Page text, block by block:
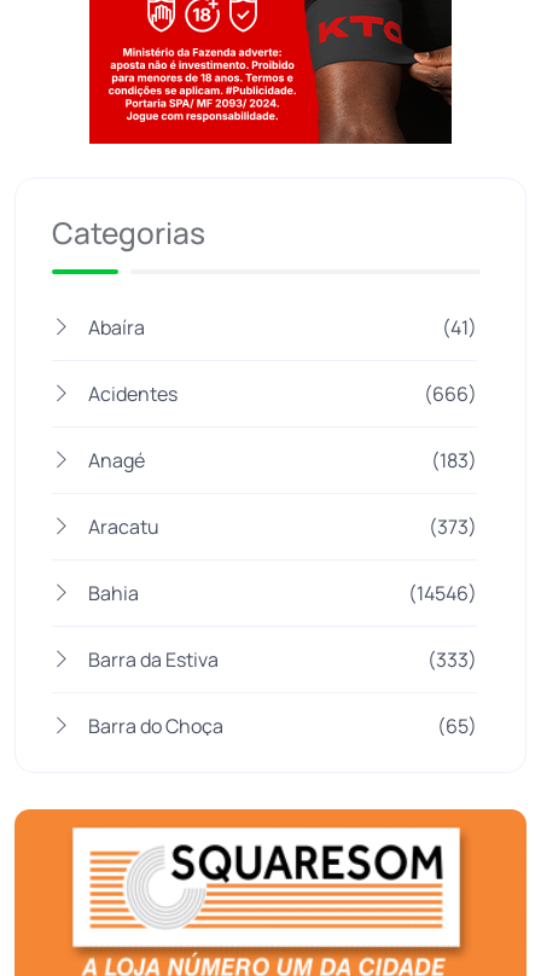
Categorias
Abaíra (41)
Acidentes (666)
Anagé (183)
Aracatu (373)
Bahia (14546)
Barra da Estiva (333)
Barra do Choça (65)
Bom Jesus da Lapa (510)
Boquira (152)